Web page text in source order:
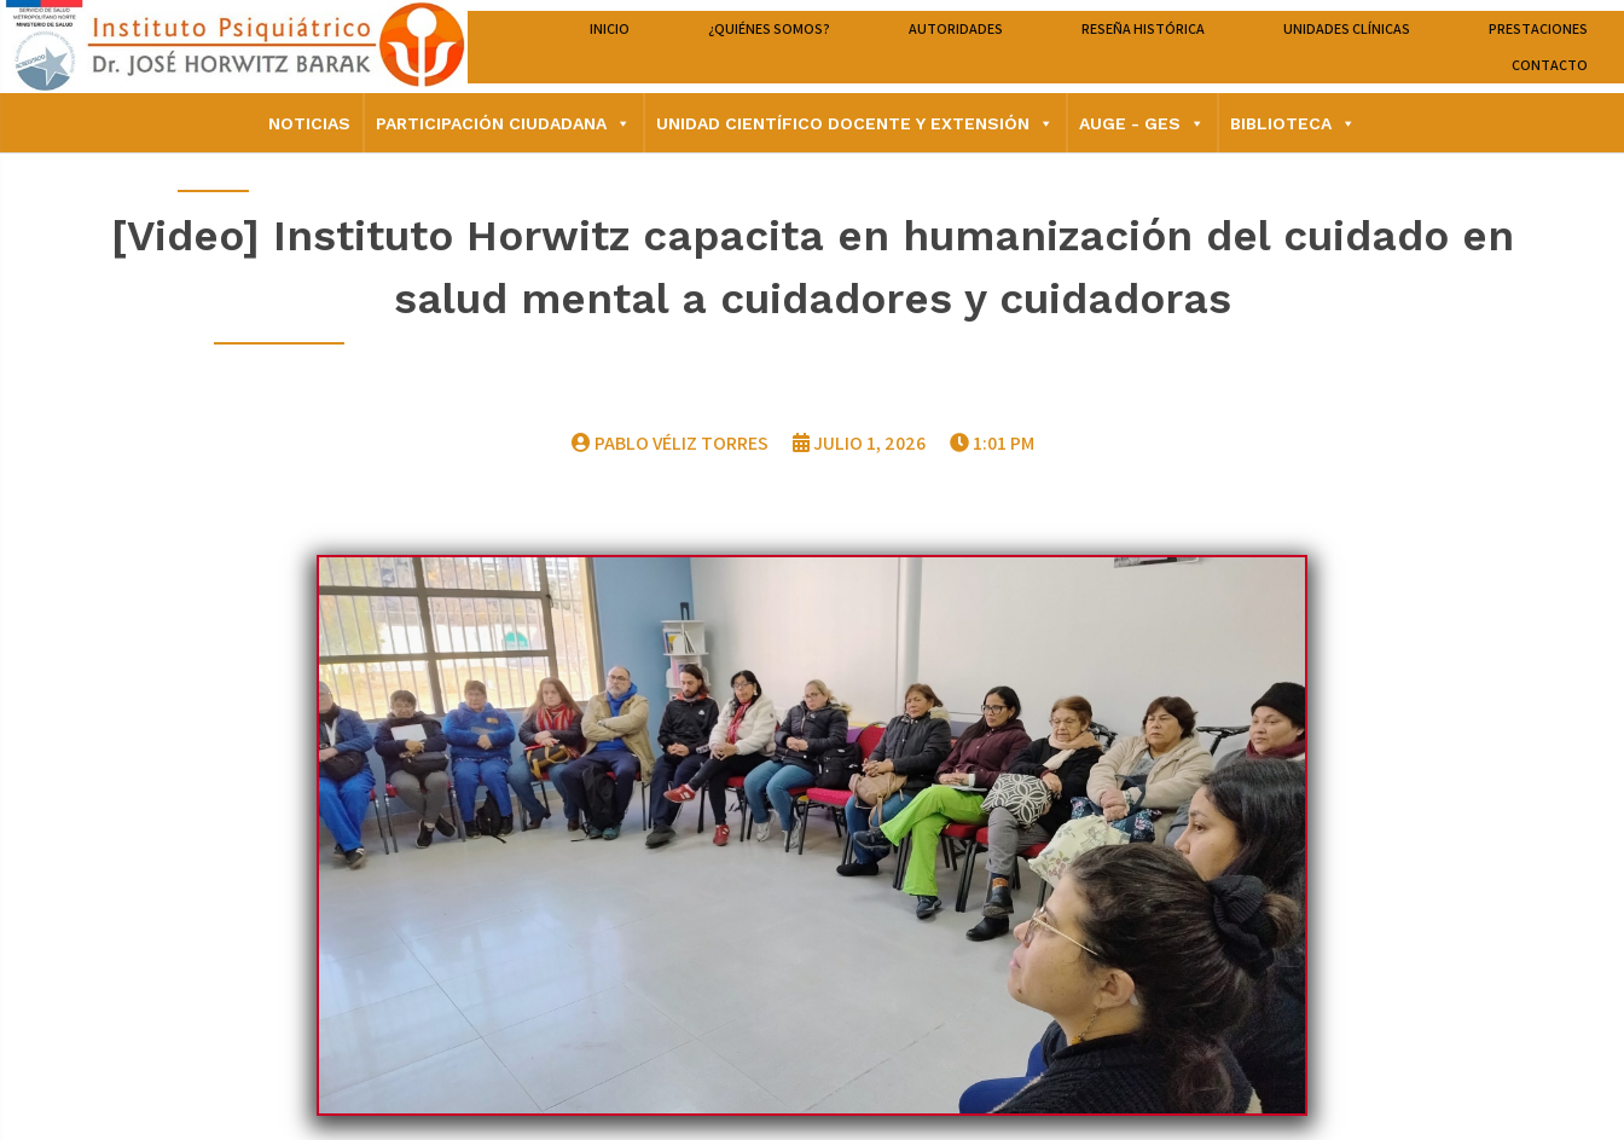
INICIO ¿QUIÉNES SOMOS? AUTORIDADES RESEÑA HISTÓRICA UNIDADES CLÍNICAS
PRESTACIONES
CONTACTO
NOTICIAS PARTICIPACIÓN CIUDADANA UNIDAD CIENTÍFICO DOCENTE Y EXTENSIÓN AUGE - GES BIBLIOTECA
[Video] Instituto Horwitz capacita en humanización del cuidado en
salud mental a cuidadores y cuidadoras
PABLO VÉLIZ TORRES JULIO 1, 2026 1:01 PM